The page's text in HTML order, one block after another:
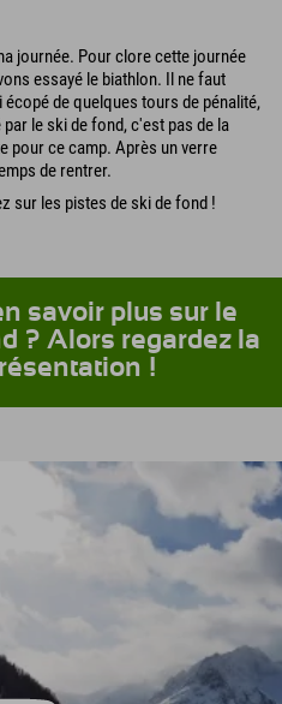
journée. Pour clore cette journée
essayé le biathlon. Il ne faut
de quelques tours de pénalité,
le ski de fond, c'est pas de la
pour ce camp. Après un verre
de rentrer.
sur les pistes de ski de fond !
savoir plus sur le
? Alors regardez la
!